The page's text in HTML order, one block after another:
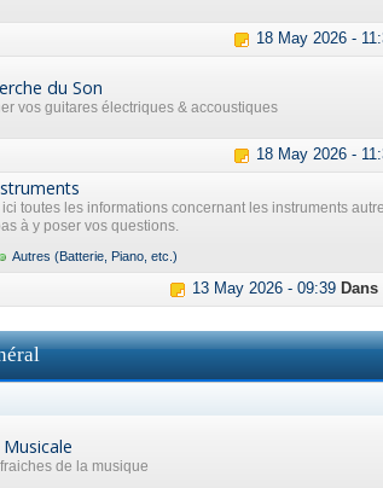
18 May 2026 -
du Son
vos guitares électriques & accoustiques
18 May 2026 -
toutes les informations concernant les instruments
à y poser vos questions.
Autres (Batterie, Piano, etc.)
13 May 2026 - 09:39 Dans
de la musique